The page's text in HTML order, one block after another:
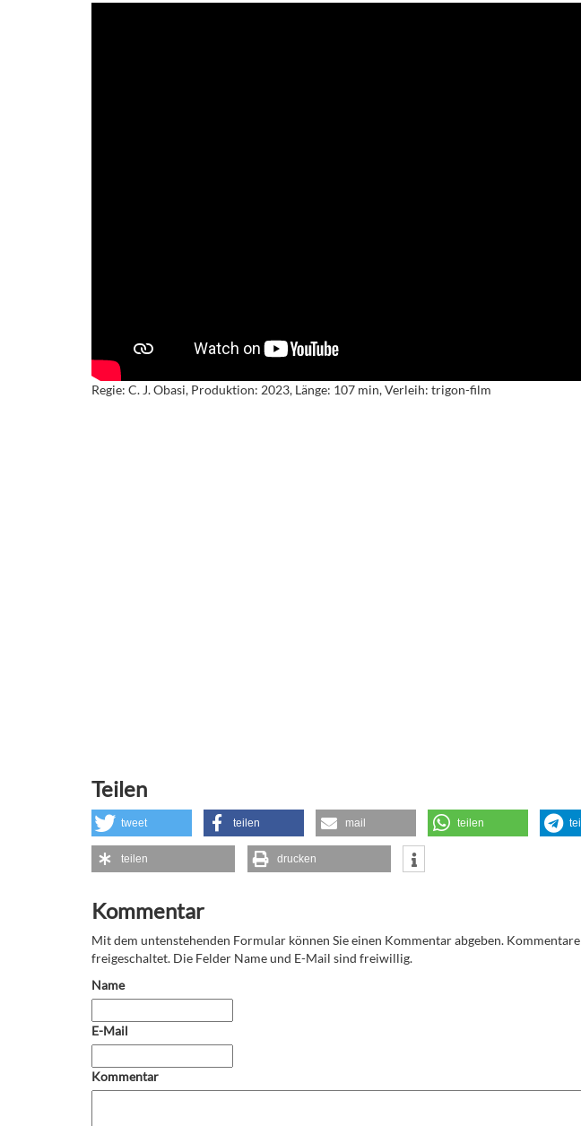
Regie: C. J. Obasi, Produktion: 2023, Länge: 107 min, Verleih: trigon-film
Teilen
tweet teilen mail teilen
teilen drucken
Kommentar
Mit dem untenstehenden Formular können Sie einen Kommentar abgeben.
freigeschaltet. Die Felder Name und E-Mail sind freiwillig.
Name
E-Mail
Kommentar